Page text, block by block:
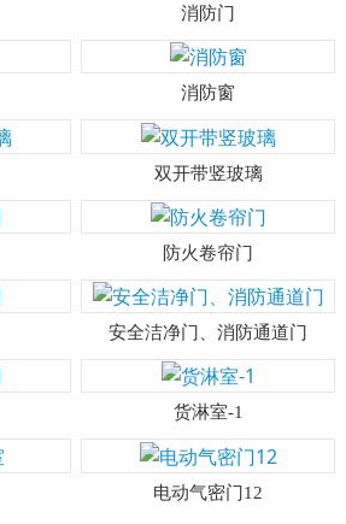
消防门
消防窗
双开带竖玻璃
防火卷帘门
安全洁净门、消防通道门
货淋室-1
电动气密门12